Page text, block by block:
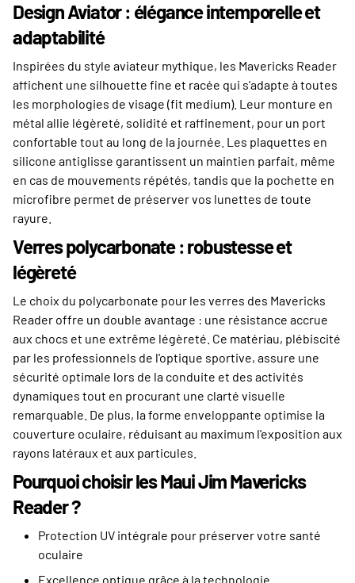
Design Aviator : élégance intemporelle et
adaptabilité
Inspirées du style aviateur mythique, les Mavericks Reader
affichent une silhouette fine et racée qui s'adapte à toutes
les morphologies de visage (fit medium). Leur monture en
métal allie légèreté, solidité et raffinement, pour un port
confortable tout au long de la journée. Les plaquettes en
silicone antiglisse garantissent un maintien parfait, même
en cas de mouvements répétés, tandis que la pochette en
microfibre permet de préserver vos lunettes de toute
rayure.
Verres polycarbonate : robustesse et
légèreté
Le choix du polycarbonate pour les verres des Mavericks
Reader offre un double avantage : une résistance accrue
aux chocs et une extrême légèreté. Ce matériau, plébiscité
par les professionnels de l'optique sportive, assure une
sécurité optimale lors de la conduite et des activités
dynamiques tout en procurant une clarté visuelle
remarquable. De plus, la forme enveloppante optimise la
couverture oculaire, réduisant au maximum l'exposition aux
rayons latéraux et aux particules.
Pourquoi choisir les Maui Jim Mavericks
Reader ?
Protection UV intégrale pour préserver votre santé
oculaire
Excellence optique grâce à la technologie